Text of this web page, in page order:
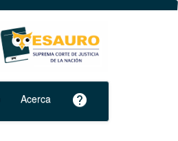
Acerca help